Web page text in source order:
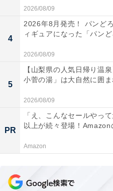
チェックイン：15:00から
チェックアウト：11:00まで
※プランにより時間が異な
あわせて読みたい
【山形県の人
湯」は贅沢な
2026/08/09
4
2026年8月発売！ パンど
ィギュアになった「パンど
2026/08/09
5
【山梨県の人気日帰り温
小菅の湯」は大自然に囲ま
2026/08/09
PR
「え、こんなセールやっ
以上が続々登場！Amazon
Amazon